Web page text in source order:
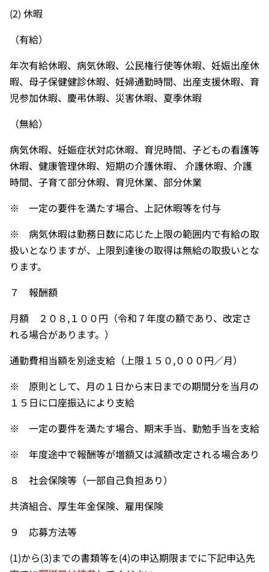
(2) 休暇
（有給）
年次有給休暇、病気休暇、公民権行使等休暇、妊娠出産休
暇、母子保健健診休暇、妊婦通勤時間、出産支援休暇、育
児参加休暇、慶弔休暇、災害休暇、夏季休暇
（無給）
病気休暇、妊娠症状対応休暇、育児時間、子どもの看護等
休暇、健康管理休暇、短期の介護休暇、 介護休暇、介護
時間、子育て部分休暇、育児休業、部分休業
※ 一定の要件を満たす場合、上記休暇等を付与
※ 病気休暇は勤務日数に応じた上限の範囲内で有給の取
扱いとなりますが、上限到達後の取得は無給の取扱いとな
ります。
７ 報酬額
月額 ２０８,１００円（令和７年度の額であり、改定さ
れる場合があります。）
通勤費相当額を別途支給（上限１５０,０００円／月）
※ 原則として、月の１日から末日までの期間分を当月の
１５日に口座振込により支給
※ 一定の要件を満たす場合、期末手当、勤勉手当を支給
※ 年度途中で報酬等が増額又は減額改定される場合あり
８ 社会保険等（一部自己負担あり）
共済組合、厚生年金保険、雇用保険
９ 応募方法等
(1)から(3)までの書類等を(4)の申込期限までに下記申込先